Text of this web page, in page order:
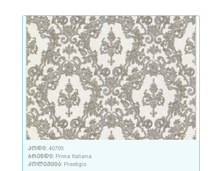
კოდი: 40705
ბრენდი: Prima Italiana
კოლექცია: Prestigio